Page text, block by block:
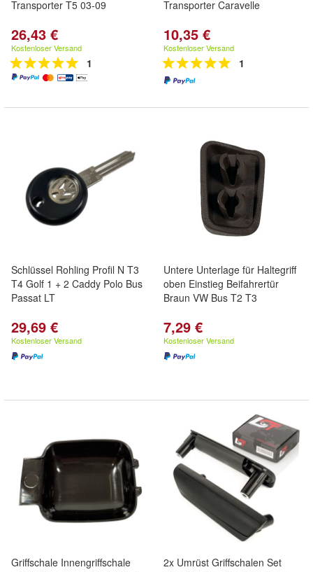
Transporter T5 03-09
26,43 €
Kostenloser Versand
1
Transporter Caravelle
10,35 €
Kostenloser Versand
1
Schlüssel Rohling Profil N T3
T4 Golf 1 + 2 Caddy Polo Bus
Passat LT
29,69 €
Kostenloser Versand
Untere Unterlage für Haltegriff
oben Einstieg Beifahrertür
Braun VW Bus T2 T3
7,29 €
Kostenloser Versand
Griffschale Innengriffschale
2x Umrüst Griffschalen Set